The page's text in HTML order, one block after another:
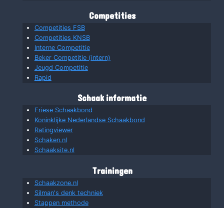
Competities
Competities FSB
Competities KNSB
Interne Competitie
Beker Competitie (intern)
Jeugd Competitie
Rapid
Schaak informatie
Friese Schaakbond
Koninklijke Nederlandse Schaakbond
Ratingviewer
Schaken.nl
Schaaksite.nl
Trainingen
Schaakzone.nl
Silman's denk techniek
Stappen methode